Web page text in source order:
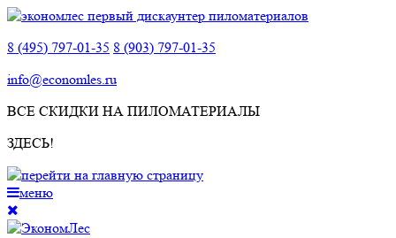
8 (495) 797-01-35 8 (903) 797-01-35
info@economles.ru
ВСЕ СКИДКИ НА ПИЛОМАТЕРИАЛЫ
ЗДЕСЬ!
меню